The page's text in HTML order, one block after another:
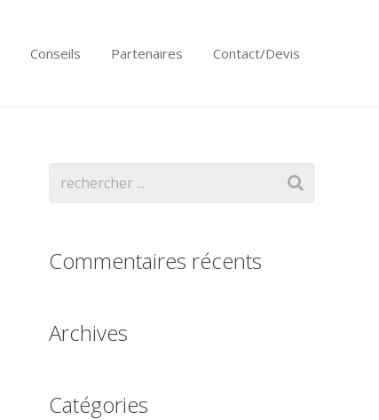
Conseils Partenaires Contact/Devis
Commentaires récents
Archives
Catégories